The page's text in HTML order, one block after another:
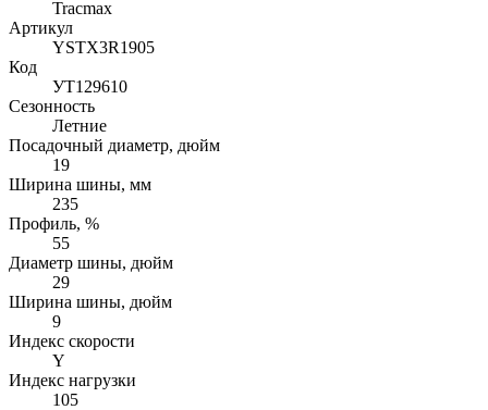
Tracmax
Артикул
YSTX3R1905
Код
УТ129610
Сезонность
Летние
Посадочный диаметр, дюйм
19
Ширина шины, мм
235
Профиль, %
55
Диаметр шины, дюйм
29
Ширина шины, дюйм
9
Индекс скорости
Y
Индекс нагрузки
105